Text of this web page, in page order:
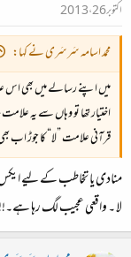
اکتوبر 26، 2013
محمد اسامہ سَرسَری نے کہا:
میں اپنے رسالے میں بھی اس
اختیار تھا تو وہاں سے یہ
قرآنی علامت ”لا“ کا جوڑ اب
منادی یا تخاطب کے لیے ایکس
لا ۔ واقعی عجیب لگ رہا